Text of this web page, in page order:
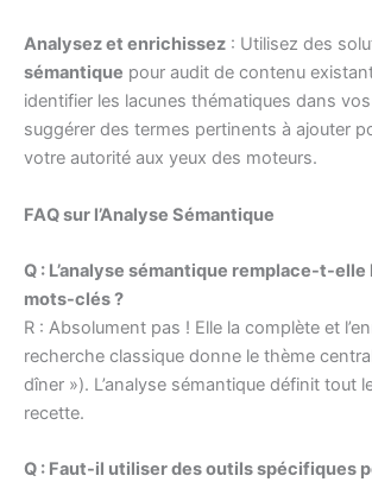
Analysez et enrichissez : Utilisez des
sémantique pour audit de contenu
identifier les lacunes thématiques dans
suggérer des termes pertinents à ajouter
votre autorité aux yeux des moteurs.
FAQ sur l’Analyse Sémantique
Q : L’analyse sémantique remplace-t-
mots-clés ?
R : Absolument pas ! Elle la complète et
recherche classique donne le thème
dîner »). L’analyse sémantique définit tout
recette.
Q : Faut-il utiliser des outils spécifiques